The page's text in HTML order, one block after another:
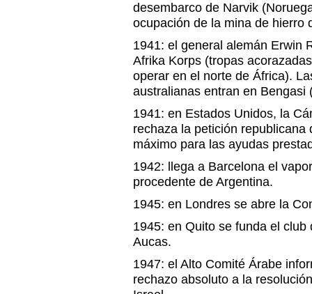
desembarco de Narvik
ocupación de la mina de hierro
1941: el general alemán Erwin
Afrika Korps (tropas
operar en el norte de África).
australianas entran en Bengasi
1941: en Estados Unidos, la
rechaza la petición republicana
máximo para las ayudas
1942: llega a Barcelona el
procedente de Argentina.
1945: en Londres se abre la
1945: en Quito se funda el
Aucas.
1947: el Alto Comité Árabe
rechazo absoluto a la